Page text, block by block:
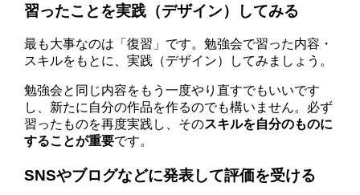
習ったことを実践（デザイン）してみる
最も大事なのは「復習」です。勉強会で習った内容・
スキルをもとに、実践（デザイン）してみましょう。
勉強会と同じ内容をもう一度やり直すでもいいです
し、新たに自分の作品を作るのでも構いません。必ず
習ったものを再度実践し、そのスキルを自分のものに
することが重要です。
SNSやブログなどに発表して評価を受ける